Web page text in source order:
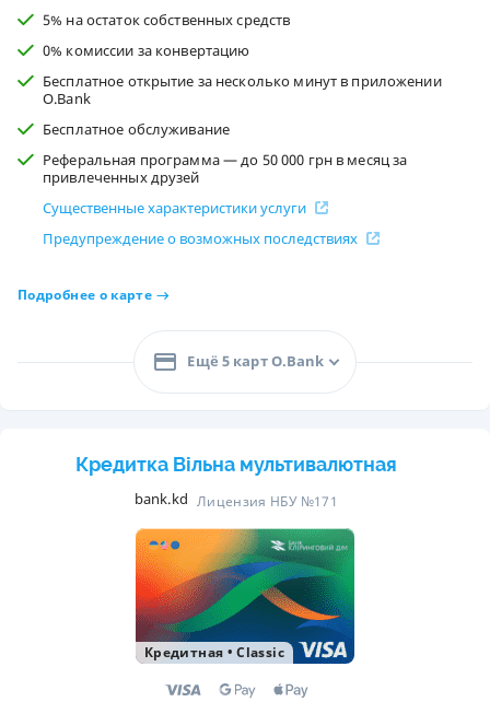
5% на остаток собственных средств
0% комиссии за конвертацию
Бесплатное открытие за несколько минут в приложении
O.Bank
Бесплатное обслуживание
Реферальная программа — до 50 000 грн в месяц за
привлеченных друзей
Существенные характеристики услуги
Предупреждение о возможных последствиях
Подробнее о карте
Ещё 5 карт O.Bank
Кредитка Вільна мультивалютная
bank.kd Лицензия НБУ №171
Кредитная •Classic